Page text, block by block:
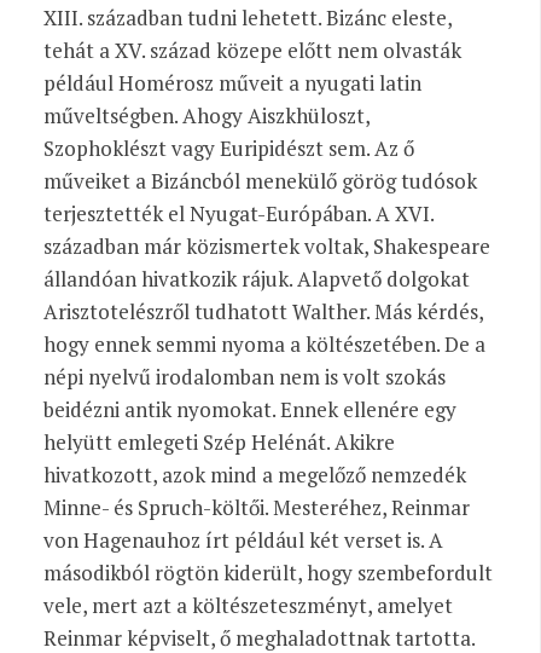
XIII. században tudni lehetett. Bizánc eleste,
tehát a XV. század közepe előtt nem olvasták
például Homérosz műveit a nyugati latin
műveltségben. Ahogy Aiszkhüloszt,
Szophoklészt vagy Euripidészt sem. Az ő
műveiket a Bizáncból menekülő görög tudósok
terjesztették el Nyugat-Európában. A XVI.
században már közismertek voltak, Shakespeare
állandóan hivatkozik rájuk. Alapvető dolgokat
Arisztotelészről tudhatott Walther. Más kérdés,
hogy ennek semmi nyoma a költészetében. De a
népi nyelvű irodalomban nem is volt szokás
beidézni antik nyomokat. Ennek ellenére egy
helyütt emlegeti Szép Helénát. Akikre
hivatkozott, azok mind a megelőző nemzedék
Minne- és Spruch-költői. Mesteréhez, Reinmar
von Hagenauhoz írt például két verset is. A
másodikból rögtön kiderült, hogy szembefordult
vele, mert azt a költészeteszményt, amelyet
Reinmar képviselt, ő meghaladottnak tartotta.